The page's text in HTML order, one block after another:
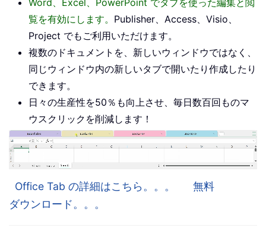
覧を有効にします。 Publisher、Access、Visio、
Project でもご利用いただけます。
複数のドキュメントを、新しいウィンドウではなく、
同じウィンドウ内の新しいタブで開いたり作成したり
できます。
日々の生産性を50％も向上させ、毎日数百回ものマ
ウスクリックを削減します！
Office Tab の詳細はこちら。。。
無料
ダウンロード。。。